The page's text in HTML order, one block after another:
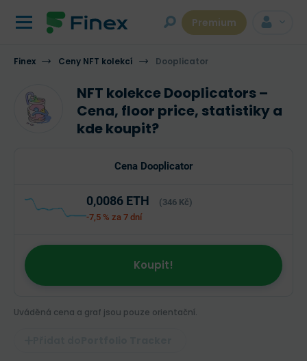
Premium
Finex Ceny NFT kolekcí Dooplicator
NFT kolekce Dooplicators –
Cena, floor price, statistiky a
kde koupit?
Cena Dooplicator
0,0086 ETH
(346 Kč)
-7,5 % za 7 dní
Koupit!
Uváděná cena a graf jsou pouze orientační.